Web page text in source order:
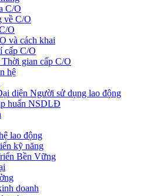
C/O
về C/O
O
và cách khai
cấp C/O
gian cấp C/O
hệ
diện Người sử dụng lao động
huấn NSDLĐ
lao động
kỹ năng
Bền Vững
doanh